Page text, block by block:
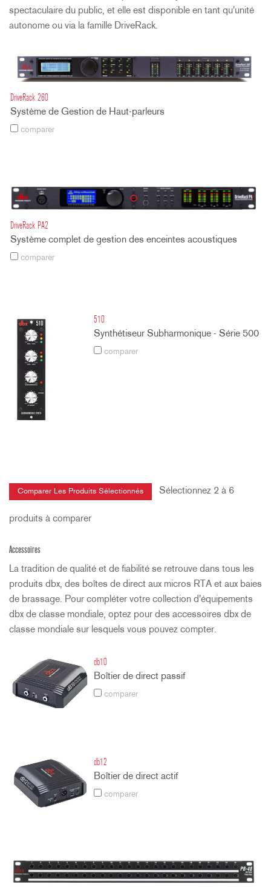
spectaculaire du public, et elle est disponible en tant qu'unité
autonome ou via la famille DriveRack.
DriveRack 260
Système de Gestion de Haut-parleurs
comparer
DriveRack PA2
Système complet de gestion des enceintes acoustiques
comparer
510
Synthétiseur Subharmonique - Série 500
comparer
Sélectionnez 2 à 6
produits à comparer
Accessoires
La tradition de qualité et de fiabilité se retrouve dans tous les
produits dbx, des boîtes de direct aux micros RTA et aux baies
de brassage. Pour compléter votre collection d'équipements
dbx de classe mondiale, optez pour des accessoires dbx de
classe mondiale sur lesquels vous pouvez compter.
db10
Boîtier de direct passif
comparer
db12
Boîtier de direct actif
comparer